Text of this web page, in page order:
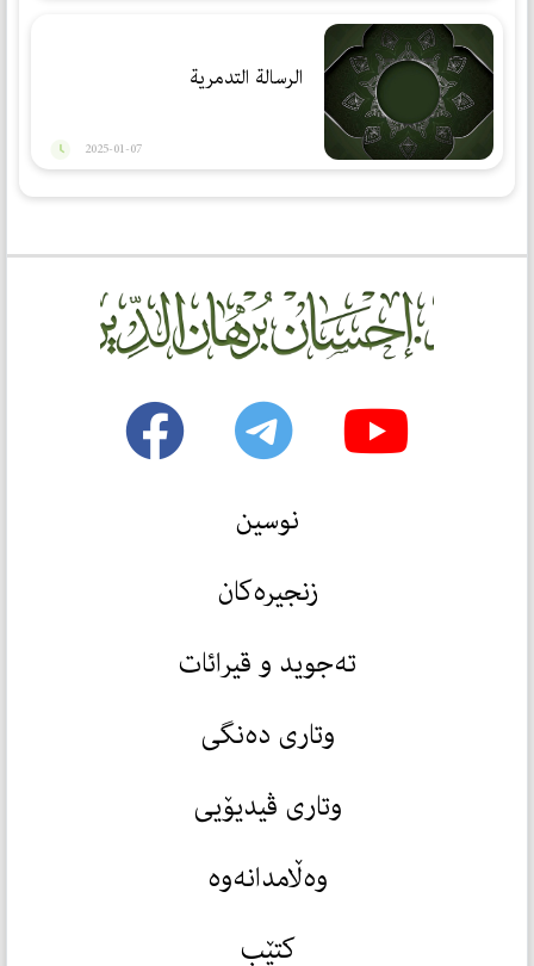
الرسالة التدمرية
2025-01-07
نوسین
زنجیرەکان
تەجوید و قیرائات
وتاری دەنگی
وتاری ڤیدیۆیی
وەڵامدانەوە
کتێب